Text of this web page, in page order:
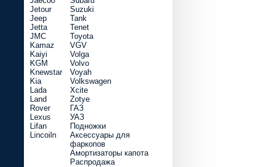
Jetour
Jeep
Jetta
JMC
Kamaz
Kaiyi
KGM
Knewstar
Kia
Lada
Land
Rover
Lexus
Lifan
Lincoiln
Suzuki
Tank
Tenet
Toyota
VGV
Volga
Volvo
Voyah
Volkswagen
Xcite
Zotye
ГАЗ
УАЗ
Подножки
Аксессуары для
фаркопов
Амортизаторы капота
Распродажа